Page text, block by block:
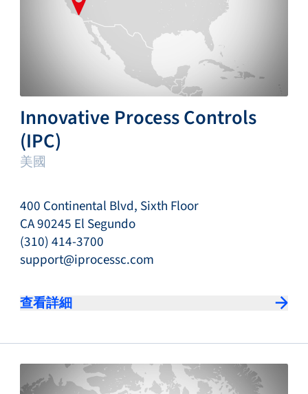
Innovative Process Controls
(IPC)
美國
400 Continental Blvd, Sixth Floor
CA 90245 El Segundo
(310) 414-3700
support@iprocessc.com
查看詳細